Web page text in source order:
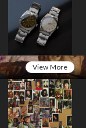
View More